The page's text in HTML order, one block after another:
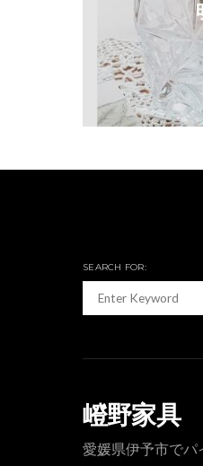
SEARCH FOR:
嶝野家具
愛媛県伊予市でパ